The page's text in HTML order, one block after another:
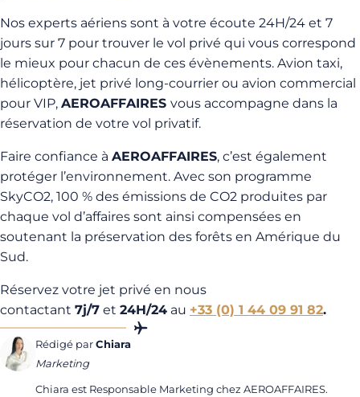
Nos experts aériens sont à votre écoute 24H/24 et 7
jours sur 7 pour trouver le vol privé qui vous correspond
le mieux pour chacun de ces évènements. Avion taxi,
hélicoptère, jet privé long-courrier ou avion commercial
pour VIP, AEROAFFAIRES vous accompagne dans la
réservation de votre vol privatif.
Faire confiance à AEROAFFAIRES, c’est également
protéger l’environnement. Avec son programme
SkyCO2, 100 % des émissions de CO2 produites par
chaque vol d’affaires sont ainsi compensées en
soutenant la préservation des forêts en Amérique du
Sud.
Réservez votre jet privé en nous
contactant 7j/7 et 24H/24 au +33 (0) 1 44 09 91 82.
Rédigé parChiara
Marketing
Chiara est Responsable Marketing chez AEROAFFAIRES.